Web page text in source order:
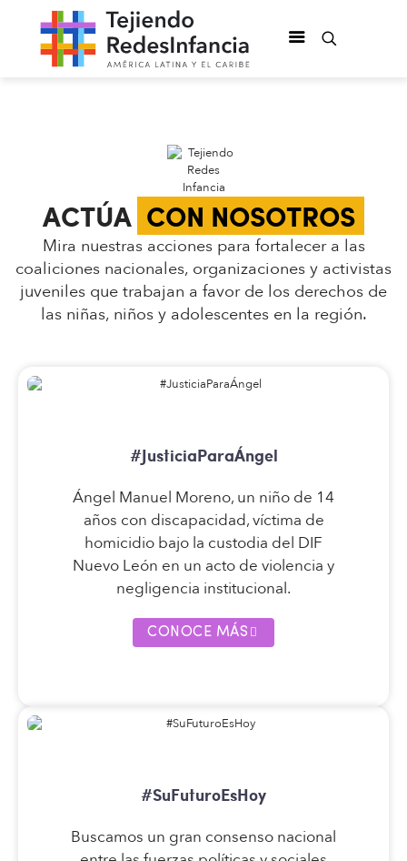
ACTÚA CON NOSOTROS
Mira nuestras acciones para fortalecer a las
coaliciones nacionales, organizaciones y activistas
juveniles que trabajan a favor de los derechos de
las niñas, niños y adolescentes en la región.
#JusticiaParaÁngel
Ángel Manuel Moreno, un niño de 14
años con discapacidad, víctima de
homicidio bajo la custodia del DIF
Nuevo León en un acto de violencia y
negligencia institucional.
CONOCE MÁS
#SuFuturoEsHoy
Buscamos un gran consenso nacional